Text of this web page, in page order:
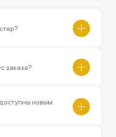
заказа?
новым